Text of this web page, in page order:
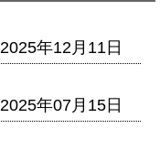
2025年12月11日
2025年07月15日